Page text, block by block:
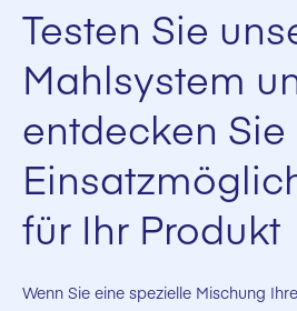
Testen Sie
Mahlsystem
entdecken Sie
für Ihr Produkt
Wenn Sie eine spezielle Mischung